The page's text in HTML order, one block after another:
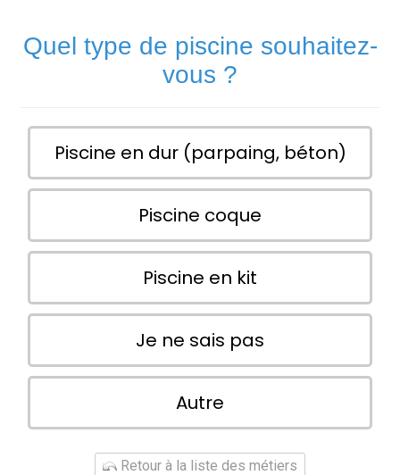
Quel type de piscine souhaitez-
vous ?
Piscine en dur (parpaing, béton)
Piscine coque
Piscine en kit
Je ne sais pas
Autre
Retour à la liste des métiers